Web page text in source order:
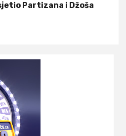
Partizana i Džoša